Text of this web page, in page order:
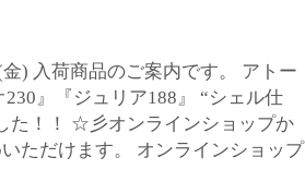
) 入荷商品のご案内です。 アトー
』『ジュリア188』 “シェル仕
た！！ ☆彡オンラインショップか
ただけます。 オンラインショップ